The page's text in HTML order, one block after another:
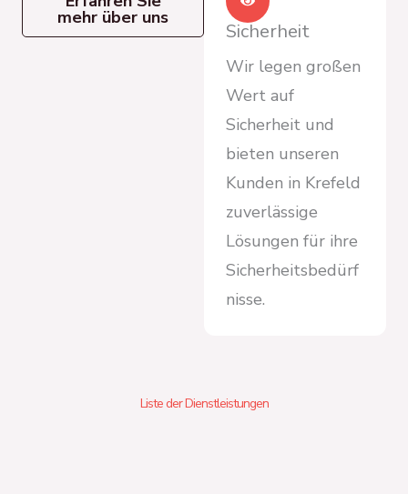
mehr über uns
Sicherheit
Wir legen großen
Wert auf
Sicherheit und
bieten unseren
Kunden in Krefeld
zuverlässige
Lösungen für ihre
Sicherheitsbedürf
nisse.
Liste der Dienstleistungen